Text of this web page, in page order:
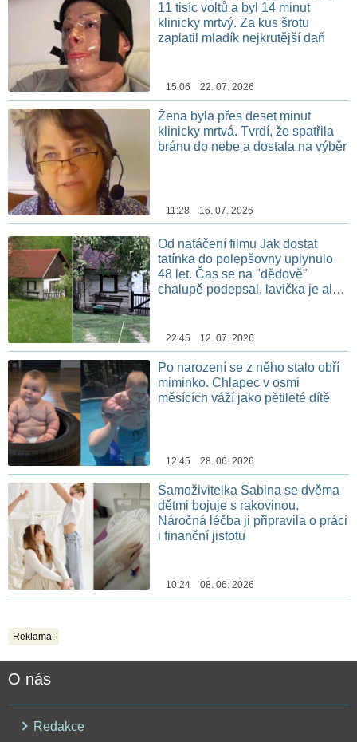
11 tisíc voltů a byl 14 minut
klinicky mrtvý. Za kus šrotu
zaplatil mladík nejkrutější daň
15:06 22. 07. 2026
Žena byla přes deset minut
klinicky mrtvá. Tvrdí, že spatřila
bránu do nebe a dostala na výběr
11:28 16. 07. 2026
Od natáčení filmu Jak dostat
tatínka do polepšovny uplynulo
48 let. Čas se na "dědově"
chalupě podepsal, lavička je ale
22:45 12. 07. 2026
Po narození se z něho stalo obří
miminko. Chlapec v osmi
měsících váží jako pětileté dítě
12:45 28. 06. 2026
Samoživitelka Sabina se dvěma
dětmi bojuje s rakovinou.
Náročná léčba ji připravila o práci
i finanční jistotu
10:24 08. 06. 2026
Reklama:
O nás
Redakce